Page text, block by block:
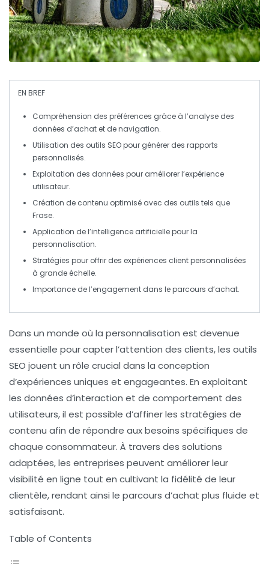
EN BREF
Compréhension des préférences grâce à l’analyse des
données d’achat et de navigation.
Utilisation des outils SEOpour générer des rapports
personnalisés.
Exploitation des données pour améliorer l’expérience
utilisateur.
Création de contenu optimisé avec des outils tels que
Frase.
Application de l’intelligence artificiellepour la
personnalisation.
Stratégies pour offrir des expériences client personnalisées
à grande échelle.
Importance de l’engagement dans le parcours d’achat.
Dans un monde où la personnalisation est devenue
essentielle pour capter l’attention des clients, les outils
SEO jouent un rôle crucial dans la conception
d’expériences uniques et engageantes. En exploitant
les données d’interaction et de comportement des
utilisateurs, il est possible d’affiner les stratégies de
contenu afin de répondre aux besoins spécifiques de
chaque consommateur. À travers des solutions
adaptées, les entreprises peuvent améliorer leur
visibilité en ligne tout en cultivant la fidélité de leur
clientèle, rendant ainsi le parcours d’achat plus fluide et
satisfaisant.
Table of Contents